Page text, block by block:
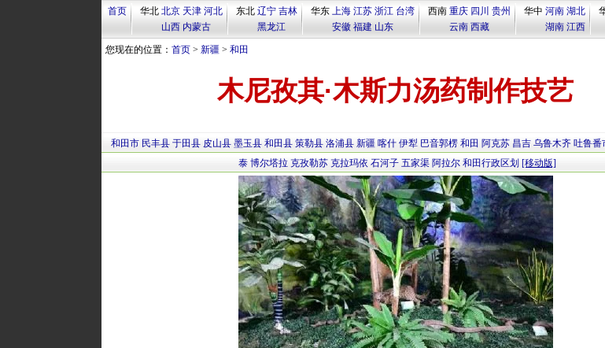
首页 华北 北京 天津 河北
山西 内蒙古
东北 辽宁 吉林
黑龙江
华东 上海 江苏 浙江 台湾
安徽 福建 山东
西南 重庆 四川 贵州
云南 西藏
华中 河南 湖北
湖南 江西
您现在的位置： 首页> 新疆 > 和田
木尼孜其·木斯力汤药制作技艺
和田市 民丰县 于田县 皮山县 墨玉县 和田县 策勒县 洛浦县 新疆 喀什 伊犁 巴音郭楞 和田 阿克苏 昌吉 乌鲁木齐 吐鲁番
泰 博尔塔拉 克孜勒苏 克拉玛依 石河子 五家渠 阿拉尔 和田行政区划 [移动版]